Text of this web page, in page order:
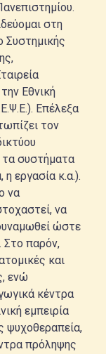
στη
Συστημικής
Εθνική
Επέλεξα
τον
συστήματα
η εργασία κ.α.).
να
να
ώστε
Στο παρόν,
και
ενώ
κέντρα
εμπειρία
ψυχοθεραπεία,
πρόληψης